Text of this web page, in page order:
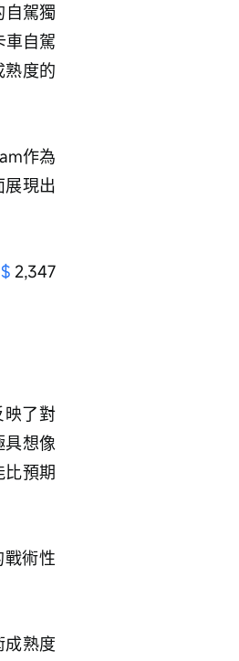
自駕獨
車自駕
度的
作為
現出
2,347
映了對
具想像
預期
術性
熟度